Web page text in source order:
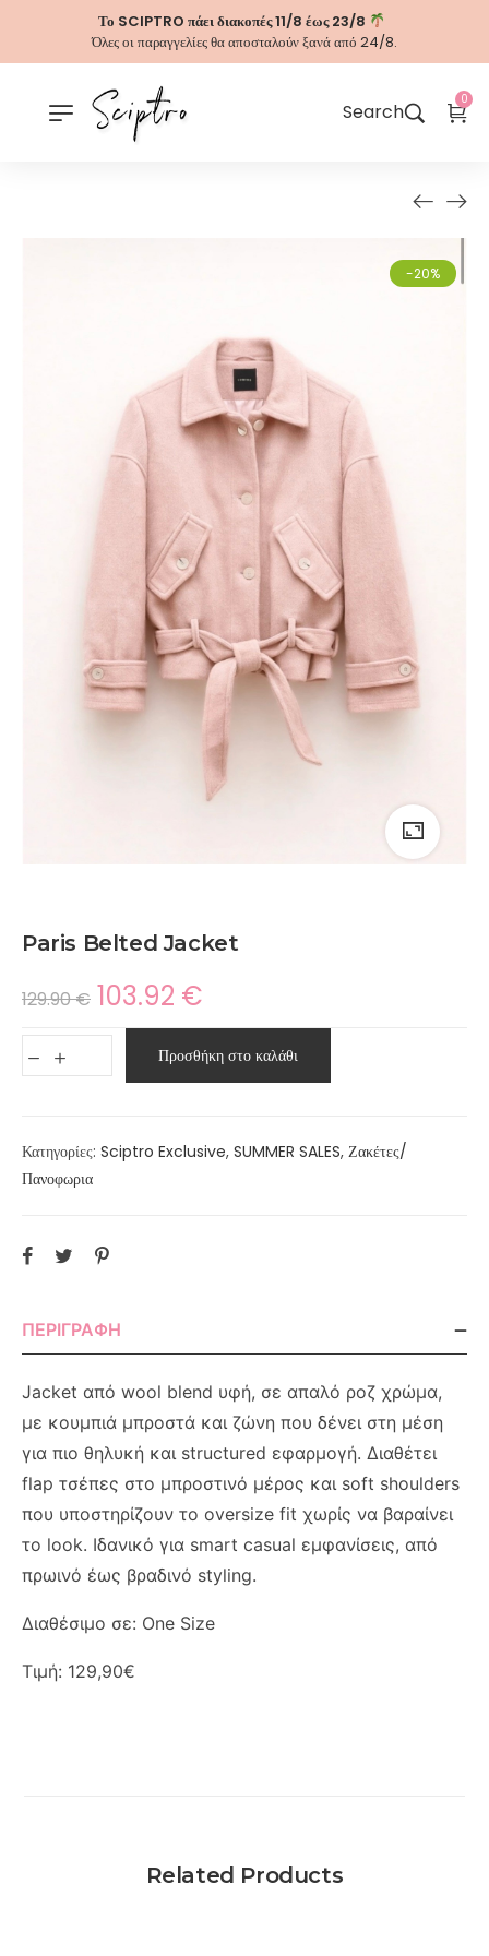
Το SCIPTRO πάει διακοπές 11/8 έως 23/8
Όλες οι παραγγελίες θα αποσταλούν ξανά από 24/8.
Search
0
-20%
Paris Belted Jacket
129.90€ 103.92 €
Προσθήκη στο καλάθι
Κατηγορίες: Sciptro Exclusive, SUMMER SALES, Ζακέτες/
Πανοφωρια
ΠΕΡΙΓΡΑΦΉ
Jacket από wool blend υφή, σε απαλό ροζ χρώμα,
με κουμπιά μπροστά και ζώνη που δένει στη μέση
για πιο θηλυκή και structured εφαρμογή. Διαθέτει
flap τσέπες στο μπροστινό μέρος και soft shoulders
που υποστηρίζουν το oversize fit χωρίς να βαραίνει
το look. Ιδανικό για smart casual εμφανίσεις, από
πρωινό έως βραδινό styling.
Διαθέσιμο σε: One Size
Τιμή: 129,90€
Related Products